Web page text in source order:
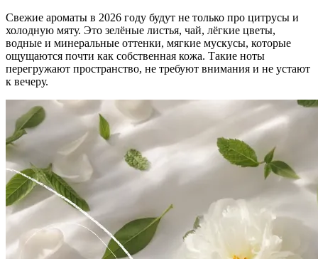
Свежие ароматы в 2026 году будут не только про цитрусы и
холодную мяту. Это зелёные листья, чай, лёгкие цветы,
водные и минеральные оттенки, мягкие мускусы, которые
ощущаются почти как собственная кожа. Такие ноты
перегружают пространство, не требуют внимания и не устают
к вечеру.